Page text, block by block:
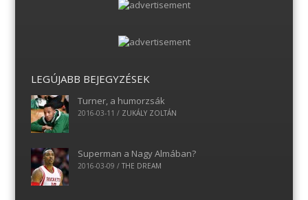
LEGÚJABB BEJEGYZÉSEK
Turner, a humorzsák
2016-03-11 / ZUKÁLY ZOLTÁN
Superman a Nagy Almában?
2016-03-09 / THE DREAM